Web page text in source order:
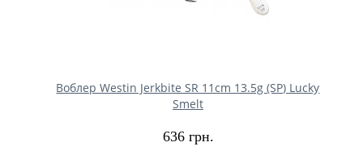
Воблер Westin Jerkbite SR 11cm 13.5g (SP) Lucky
Smelt
636 грн.